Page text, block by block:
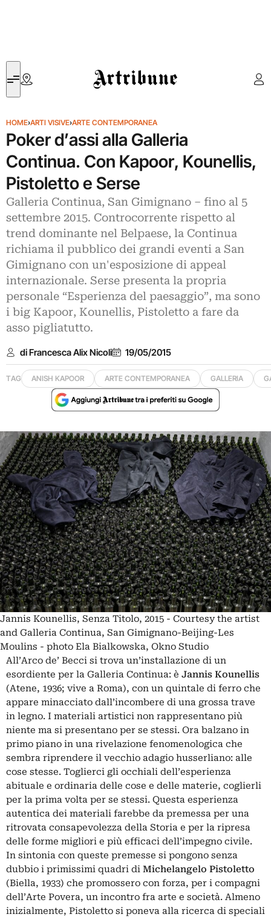
Artribune
HOME›ARTI VISIVE›ARTE CONTEMPORANEA
Poker d’assi alla Galleria
Continua. Con Kapoor, Kounellis,
Pistoletto e Serse
Galleria Continua, San Gimignano – fino al 5
settembre 2015. Controcorrente rispetto al
trend dominante nel Belpaese, la Continua
richiama il pubblico dei grandi eventi a San
Gimignano con un'esposizione di appeal
internazionale. Serse presenta la propria
personale “Esperienza del paesaggio”, ma sono
i big Kapoor, Kounellis, Pistoletto a fare da
asso pigliatutto.
di Francesca Alix Nicoli 19/05/2015
TAG ANISH KAPOOR ARTE CONTEMPORANEA GALLERIA
Jannis Kounellis, Senza Titolo, 2015 - Courtesy the artist
and Galleria Continua, San Gimignano-Beijing-Les
Moulins - photo Ela Bialkowska, Okno Studio
All’Arco de’ Becci si trova un’installazione di un
esordiente per la Galleria Continua: è Jannis Kounellis
(Atene, 1936; vive a Roma), con un quintale di ferro che
appare minacciato dall’incombere di una grossa trave
in legno. I materiali artistici non rappresentano più
niente ma si presentano per se stessi. Ora balzano in
primo piano in una rivelazione fenomenologica che
sembra riprendere il vecchio adagio husserliano: alle
cose stesse. Toglierci gli occhiali dell’esperienza
abituale e ordinaria delle cose e delle materie, coglierli
per la prima volta per se stessi. Questa esperienza
autentica dei materiali farebbe da premessa per una
ritrovata consapevolezza della Storia e per la ripresa
delle forme migliori e più efficaci dell’impegno civile.
In sintonia con queste premesse si pongono senza
dubbio i primissimi quadri di Michelangelo Pistoletto
(Biella, 1933) che promossero con forza, per i compagni
dell’Arte Povera, un incontro fra arte e società. Almeno
inizialmente, Pistoletto si poneva alla ricerca di speciali